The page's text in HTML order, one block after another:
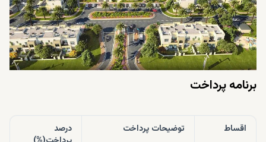
بردن از طبیعت واقع در محله مدرن را می بخشد.
برنامه پرداخت
اقساط توضیحات پرداخت
درصد